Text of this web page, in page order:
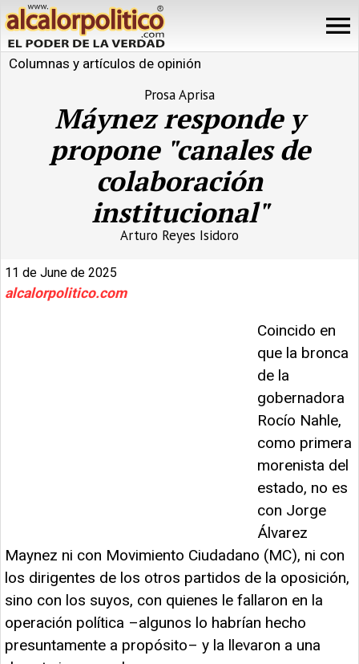
Columnas y artículos de opinión
Prosa Aprisa
Máynez responde y
propone "canales de
colaboración
institucional"
Arturo Reyes Isidoro
11 de June de 2025
alcalorpolitico.com
Coincido en
que la bronca
de la
gobernadora
Rocío Nahle,
como primera
morenista del
estado, no es
con Jorge
Álvarez
Maynez ni con Movimiento Ciudadano (MC), ni con
los dirigentes de los otros partidos de la oposición,
sino con los suyos, con quienes le fallaron en la
operación política –algunos lo habrían hecho
presuntamente a propósito– y la llevaron a una